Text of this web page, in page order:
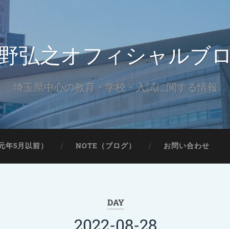
弘之オフィシャルブ
埼玉県中心の教育・学校・入試に関する情報
年5月以前） NOTE（ブログ） お問い合わせ
DAY